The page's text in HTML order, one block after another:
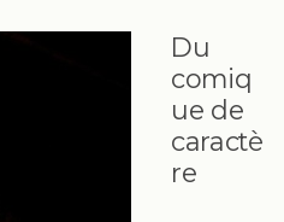
Du
comiq
ue de
caractè
re